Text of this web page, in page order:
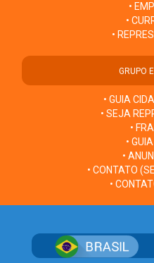
•
•
•
GRUPO
• GUIA
• SEJA
•
•
•
• CONTATO
•